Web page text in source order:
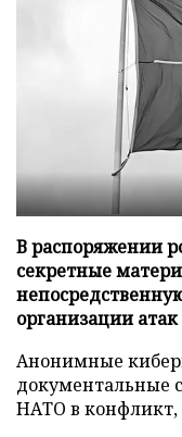
В распоряжении
секретные
организации
Анонимные
документальные
НАТО в конфликт,